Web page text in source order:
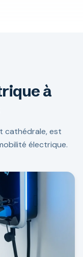
à
cathédrale, est
électrique.